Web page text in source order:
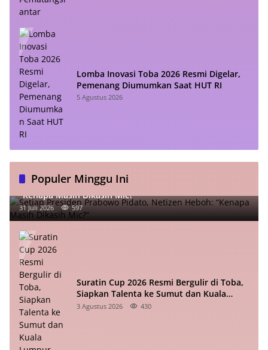
Lomba Inovasi Toba 2026 Resmi Digelar,
Pemenang Diumumkan Saat HUT RI
5 Agustus 2026
Populer Minggu Ini
Setiap Presiden Prabowo Pidato, Netizen Heboh:
“Kenapa Masih Dikasih Mic?”
31 Juli 2026 597
Suratin Cup 2026 Resmi Bergulir di Toba,
Siapkan Talenta ke Sumut dan Kuala
Lumpur
3 Agustus 2026 430